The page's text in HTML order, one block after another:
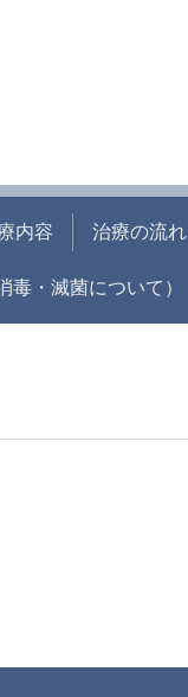
内容 治療の流れ
毒・滅菌について）